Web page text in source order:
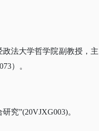
法大学哲学院副教授，主
）。
究”(20VJXG003)。